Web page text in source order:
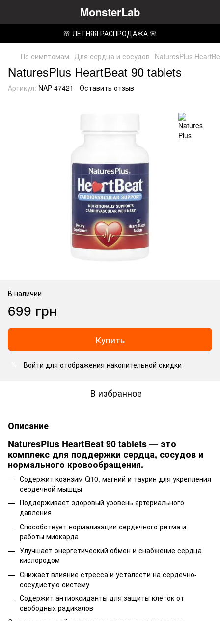
MonsterLab
🌸 ЛЕТНЯЯ РАСПРОДАЖА 🌸
По симптомам Для сердца и сосудов NaturesPlus
NaturesPlus HeartBeat 90 tablets
Артикул: NAP-47421 Оставить отзыв
В наличии
699 грн
Купить
Войти для отображения накопительной скидки
В избранное
Описание
NaturesPlus HeartBeat 90 tablets — это
комплекс для поддержки сердца, сосудов и
нормального кровообращения.
Содержит коэнзим Q10, магний и таурин для укрепления
сердечной мышцы
Поддерживает здоровый уровень артериального
давления
Способствует нормализации сердечного ритма и
работы миокарда
Улучшает энергетический обмен и снабжение сердца
кислородом
Снижает влияние стресса и усталости на сердечно-
сосудистую систему
Содержит антиоксиданты для защиты клеток от
свободных радикалов